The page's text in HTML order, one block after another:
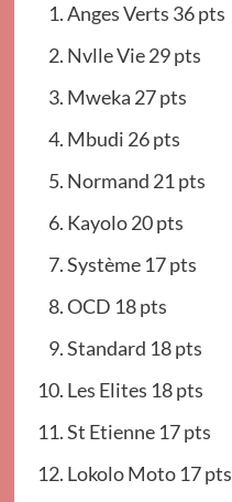
Anges Verts 36 pts
Nvlle Vie 29 pts
Mweka 27 pts
Mbudi 26 pts
Normand 21 pts
Kayolo 20 pts
Système 17 pts
OCD 18 pts
Standard 18 pts
Les Elites 18 pts
St Etienne 17 pts
Lokolo Moto 17 pts